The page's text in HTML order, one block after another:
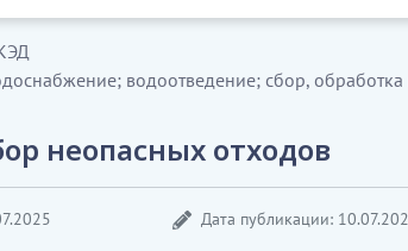
водоотведение; сбор, обработка
неопасных отходов
Дата публикации: